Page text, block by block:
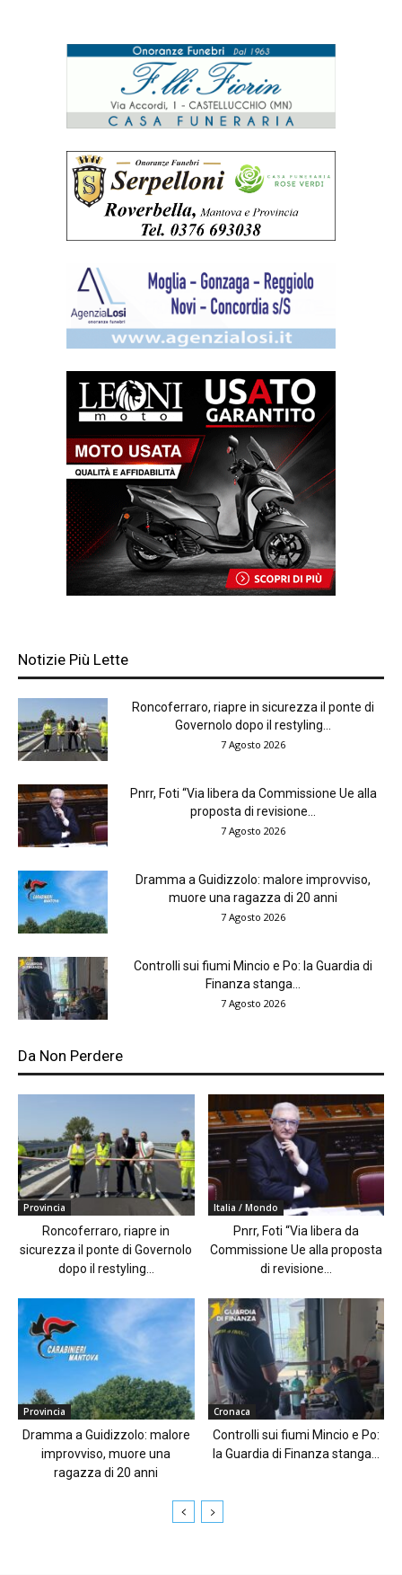
Notizie Più Lette
Roncoferraro, riapre in sicurezza il ponte di
Governolo dopo il restyling...
7 Agosto 2026
Pnrr, Foti “Via libera da Commissione Ue alla
proposta di revisione...
7 Agosto 2026
Dramma a Guidizzolo: malore improvviso,
muore una ragazza di 20 anni
7 Agosto 2026
Controlli sui fiumi Mincio e Po: la Guardia di
Finanza stanga...
7 Agosto 2026
Da Non Perdere
Provincia
Roncoferraro, riapre in
sicurezza il ponte di Governolo
dopo il restyling...
Italia / Mondo
Pnrr, Foti “Via libera da
Commissione Ue alla proposta
di revisione...
Provincia
Dramma a Guidizzolo: malore
improvviso, muore una
ragazza di 20 anni
Cronaca
Controlli sui fiumi Mincio e Po:
la Guardia di Finanza stanga...